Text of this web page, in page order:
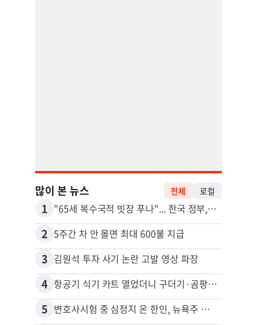
많이 본 뉴스 전체 로컬
1 "65세 복수국적 빗장 푸나"... 한국 정부, 연령 완화 전면 추진
2 5주간 차 안 몰면 최대 600불 지급
3 김원석 투자 사기 논란 고발 영상 파장
4 항공기 식기 카트 열었더니 구더기·곰팡이…LAX 기내식 업체 논란
5 변호사시험 중 심정지 온 한인, 뉴욕주 제소